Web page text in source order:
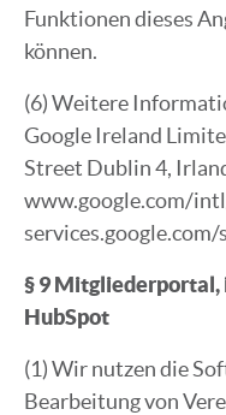
Funktionen dieses
können.
(6) Weitere
Google Ireland
Street Dublin 4,
www.google.com/
§ 9 Mitgliederportal,
HubSpot
(1) Wir nutzen die
Bearbeitung von